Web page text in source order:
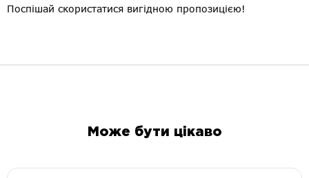
Поспішай скористатися вигідною пропозицією!
Може бути цікаво